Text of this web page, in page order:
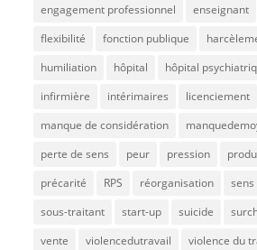
engagement professionnel
enseignant
flexibilité
fonction publique
humiliation
hôpital hôpital
infirmière
intérimaires licenciement
manque de considération
perte de sens
peur pression
précarité
RPS réorganisation
sous-traitant
start-up suicide
vente
violencedutravail violence du